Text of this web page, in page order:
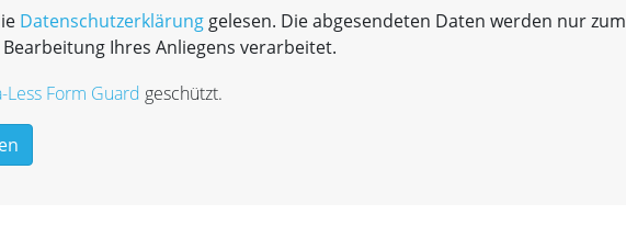
Datenschutzerklärung gelesen. Die abgesendeten Daten werden nur zum
Bearbeitung Ihres Anliegens verarbeitet.
Less Form Guard geschützt.